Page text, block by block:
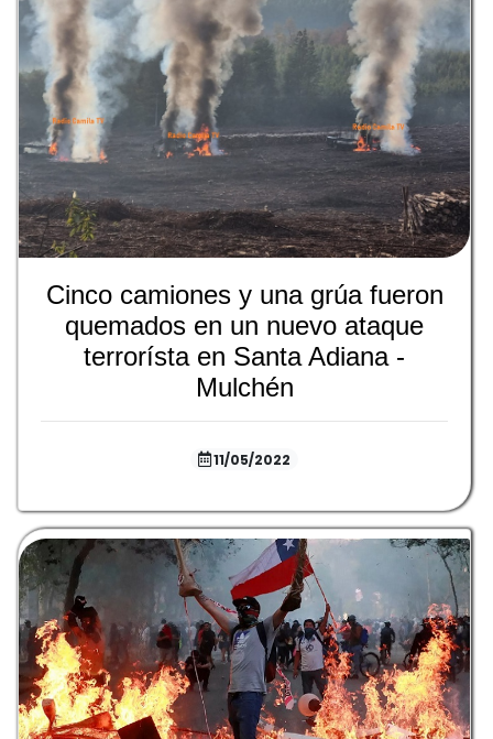
Cinco camiones y una grúa fueron
quemados en un nuevo ataque
terrorísta en Santa Adiana -
Mulchén
11/05/2022